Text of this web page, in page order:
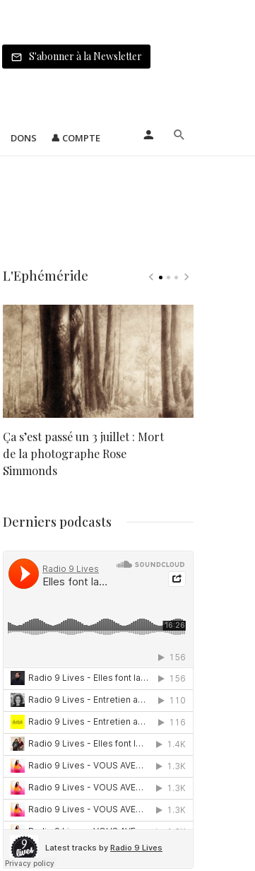
S'abonner à la Newsletter
DONS 👤 COMPTE
L'Ephéméride
Ça s’est passé un 3 juillet : Mort
de la photographe Rose
Simmonds
Derniers podcasts